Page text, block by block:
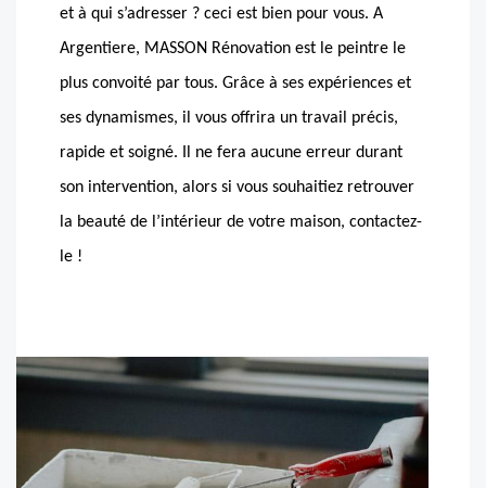
et à qui s’adresser ? ceci est bien pour vous. A
Argentiere, MASSON Rénovation est le peintre le
plus convoité par tous. Grâce à ses expériences et
ses dynamismes, il vous offrira un travail précis,
rapide et soigné. Il ne fera aucune erreur durant
son intervention, alors si vous souhaitiez retrouver
la beauté de l’intérieur de votre maison, contactez-
le !